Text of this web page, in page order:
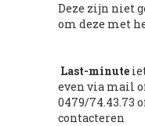
Deze zijn niet
om deze met
Last-minute
even via mail
0479/74.43.73
contacteren